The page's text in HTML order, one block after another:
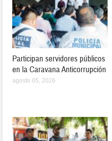
Participan servidores públicos
en la Caravana Anticorrupción
agosto 05, 2026